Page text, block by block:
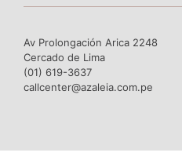
Av Prolongación Arica 2248
Cercado de Lima
(01) 619-3637
callcenter@azaleia.com.pe